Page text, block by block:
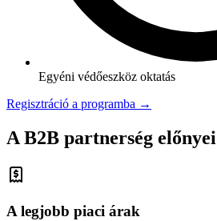
Egyéni védőeszköz oktatás
Regisztráció a programba →
A B2B partnerség előnyei
A legjobb piaci árak